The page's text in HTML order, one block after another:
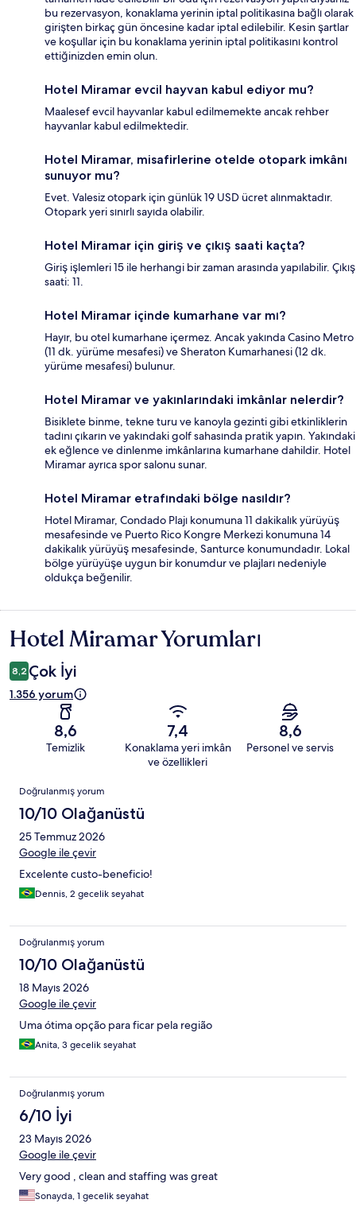
bu rezervasyon, konaklama yerinin iptal politikasına bağlı olarak
girişten birkaç gün öncesine kadar iptal edilebilir. Kesin şartlar
ve koşullar için bu konaklama yerinin iptal politikasını kontrol
ettiğinizden emin olun.
Hotel Miramar evcil hayvan kabul ediyor mu?
Maalesef evcil hayvanlar kabul edilmemekte ancak rehber
hayvanlar kabul edilmektedir.
Hotel Miramar, misafirlerine otelde otopark imkânı
sunuyor mu?
Evet. Valesiz otopark için günlük 19 USD ücret alınmaktadır.
Otopark yeri sınırlı sayıda olabilir.
Hotel Miramar için giriş ve çıkış saati kaçta?
Giriş işlemleri 15 ile herhangi bir zaman arasında yapılabilir. Çıkış
saati: 11.
Hotel Miramar içinde kumarhane var mı?
Hayır, bu otel kumarhane içermez. Ancak yakında Casino Metro
(11 dk. yürüme mesafesi) ve Sheraton Kumarhanesi (12 dk.
yürüme mesafesi) bulunur.
Hotel Miramar ve yakınlarındaki imkânlar nelerdir?
Bisiklete binme, tekne turu ve kanoyla gezinti gibi etkinliklerin
tadını çıkarın ve yakındaki golf sahasında pratik yapın. Yakındaki
ek eğlence ve dinlenme imkânlarına kumarhane dahildir. Hotel
Miramar ayrıca spor salonu sunar.
Hotel Miramar etrafındaki bölge nasıldır?
Hotel Miramar, Condado Plajı konumuna 11 dakikalık yürüyüş
mesafesinde ve Puerto Rico Kongre Merkezi konumuna 14
dakikalık yürüyüş mesafesinde, Santurce konumundadır. Lokal
bölge yürüyüşe uygun bir konumdur ve plajları nedeniyle
oldukça beğenilir.
Yorumlar
Hotel Miramar Yorumları
8,2 Çok İyi
1.356 yorum
8,6
Temizlik
7,4
Konaklama yeri imkân
ve özellikleri
8,6
Personel ve servis
Yorumlar
Doğrulanmış yorum
10/10 Olağanüstü
25 Temmuz 2026
Google ile çevir
Excelente custo-beneficio!
Dennis, 2 gecelik seyahat
Doğrulanmış yorum
10/10 Olağanüstü
18 Mayıs 2026
Google ile çevir
Uma ótima opção para ficar pela região
Anita, 3 gecelik seyahat
Doğrulanmış yorum
6/10 İyi
23 Mayıs 2026
Google ile çevir
Very good , clean and staffing was great
Sonayda, 1 gecelik seyahat